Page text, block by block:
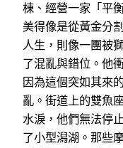
棟、經營一家「平
美得像是從黃金分
人生，則像一團被
了混亂與錯位。他
因為這個突如其來
亂。街道上的雙魚
水淚，他們無法停
了小型潟湖。那些